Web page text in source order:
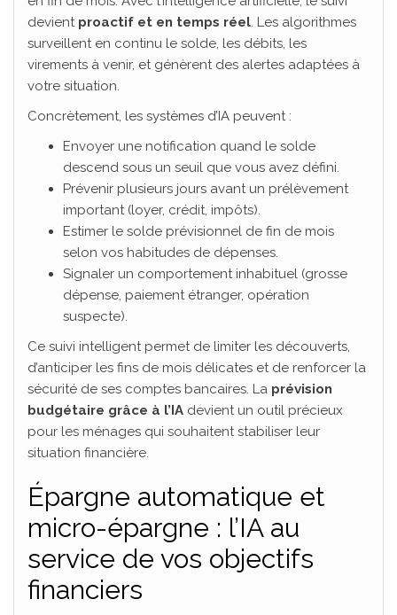
devient proactif et en temps réel. Les algorithmes
surveillent en continu le solde, les débits, les
virements à venir, et génèrent des alertes adaptées à
votre situation.
Concrètement, les systèmes d’IA peuvent :
Envoyer une notification quand le solde
descend sous un seuil que vous avez défini.
Prévenir plusieurs jours avant un prélèvement
important (loyer, crédit, impôts).
Estimer le solde prévisionnel de fin de mois
selon vos habitudes de dépenses.
Signaler un comportement inhabituel (grosse
dépense, paiement étranger, opération
suspecte).
Ce suivi intelligent permet de limiter les découverts,
d’anticiper les fins de mois délicates et de renforcer la
sécurité de ses comptes bancaires. La prévision
budgétaire grâce à l’IA devient un outil précieux
pour les ménages qui souhaitent stabiliser leur
situation financière.
Épargne automatique et
micro-épargne : l’IA au
service de vos objectifs
financiers